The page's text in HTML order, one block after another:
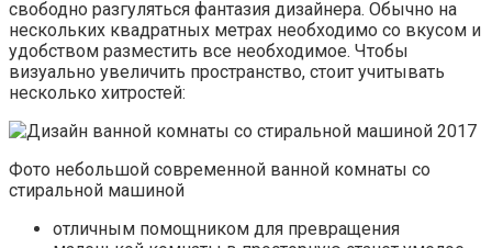
свободно разгуляться фантазия дизайнера. Обычно на
нескольких квадратных метрах необходимо со вкусом и
удобством разместить все необходимое. Чтобы
визуально увеличить пространство, стоит учитывать
несколько хитростей:
Фото небольшой современной ванной комнаты со
стиральной машиной
отличным помощником для превращения